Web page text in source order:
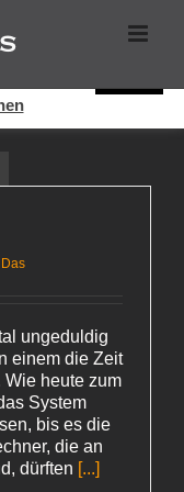
ungeduldig
einem die Zeit
heute zum
System
bis es die
die an
dürften [...]
Bereitstellung der
erklären Sie sich